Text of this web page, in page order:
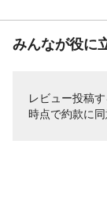
みんなが役に
レビュー投稿
時点で約款に同